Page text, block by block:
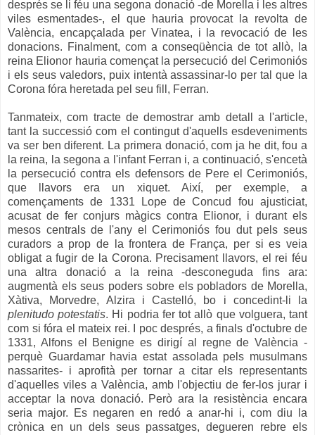
després se li féu una segona donació -de Morella i les altres
viles esmentades-, el que hauria provocat la revolta de
València, encapçalada per Vinatea, i la revocació de les
donacions. Finalment, com a conseqüència de tot allò, la
reina Elionor hauria començat la persecució del Cerimoniós
i els seus valedors, puix intentà assassinar-lo per tal que la
Corona fóra heretada pel seu fill, Ferran.
Tanmateix, com tracte de demostrar amb detall a l'article,
tant la successió com el contingut d'aquells esdeveniments
va ser ben diferent. La primera donació, com ja he dit, fou a
la reina, la segona a l'infant Ferran i, a continuació, s'encetà
la persecució contra els defensors de Pere el Cerimoniós,
que llavors era un xiquet. Així, per exemple, a
començaments de 1331 Lope de Concud fou ajusticiat,
acusat de fer conjurs màgics contra Elionor, i durant els
mesos centrals de l'any el Cerimoniós fou dut pels seus
curadors a prop de la frontera de França, per si es veia
obligat a fugir de la Corona. Precisament llavors, el rei féu
una altra donació a la reina -desconeguda fins ara:
augmentà els seus poders sobre els pobladors de Morella,
Xàtiva, Morvedre, Alzira i Castelló, bo i concedint-li la
plenitudo potestatis. Hi podria fer tot allò que volguera, tant
com si fóra el mateix rei. I poc després, a finals d'octubre de
1331, Alfons el Benigne es dirigí al regne de València -
perquè Guardamar havia estat assolada pels musulmans
nassarites- i aprofità per tornar a citar els representants
d'aquelles viles a València, amb l'objectiu de fer-los jurar i
acceptar la nova donació. Però ara la resistència encara
seria major. Es negaren en redó a anar-hi i, com diu la
crònica en un dels seus passatges, degueren rebre els